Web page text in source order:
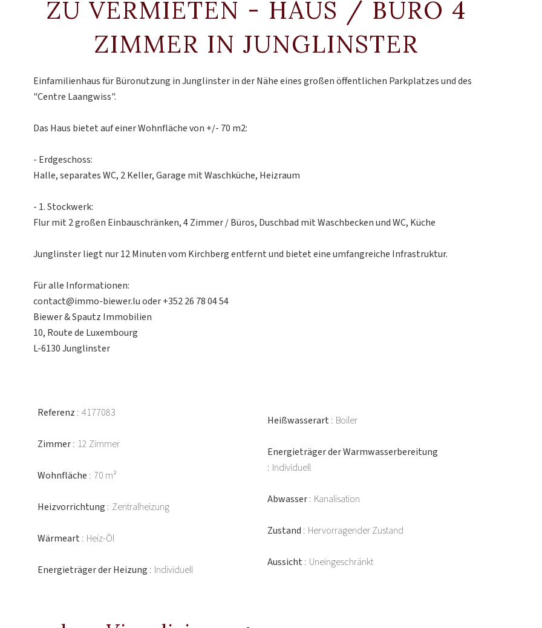
ZU VERMIETEN - HAUS / BÜRO 4
ZIMMER IN JUNGLINSTER
Einfamilienhaus für Büronutzung in Junglinster in der Nähe eines großen öffentlichen Parkplatzes und des
"Centre Laangwiss".
Das Haus bietet auf einer Wohnfläche von +/- 70 m2:
- Erdgeschoss:
Halle, separates WC, 2 Keller, Garage mit Waschküche, Heizraum
- 1. Stockwerk:
Flur mit 2 großen Einbauschränken, 4 Zimmer / Büros, Duschbad mit Waschbecken und WC, Küche
Junglinster liegt nur 12 Minuten vom Kirchberg entfernt und bietet eine umfangreiche Infrastruktur.
Für alle Informationen:
contact@immo-biewer.lu oder +352 26 78 04 54
Biewer & Spautz Immobilien
10, Route de Luxembourg
L-6130 Junglinster
Referenz 4177083
Zimmer 12 Zimmer
Wohnfläche 70 m²
Heizvorrichtung Zentralheizung
Wärmeart Heiz-Öl
Energieträger der Heizung Individuell
Heißwasserart Boiler
Energieträger der Warmwasserbereitung
Individuell
Abwasser Kanalisation
Zustand Hervorragender Zustand
Aussicht Uneingeschränkt